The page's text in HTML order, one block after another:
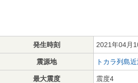
発生時刻 2021年04月
震源地 トカラ列島
最大震度 震度4